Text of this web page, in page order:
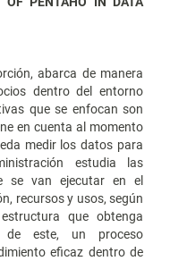
abarca de manera
dentro del entorno
que se enfocan son
en cuenta al momento
medir los datos para
estudia las
se van ejecutar en el
recursos y usos, según
que obtenga
de este, un proceso
eficaz dentro de